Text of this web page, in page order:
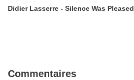
Didier Lasserre - Silence Was Pleased
Commentaires